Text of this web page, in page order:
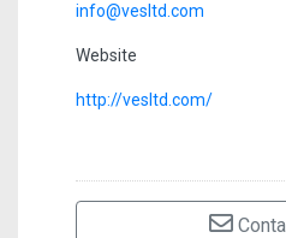
info@vesltd.com
Website
http://vesltd.com/